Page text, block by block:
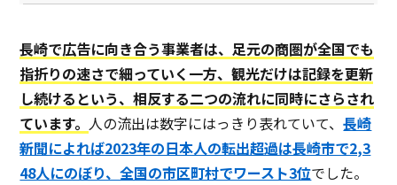
長崎で広告に向き合う事業者は、足元の商圏が全国でも
指折りの速さで細っていく一方、観光だけは記録を更新
し続けるという、相反する二つの流れに同時にさらされ
ています。 人の流出は数字にはっきり表れていて、長崎
新聞によれば2023年の日本人の転出超過は長崎市で2,3
48人にのぼり、全国の市区町村でワースト3位でした。